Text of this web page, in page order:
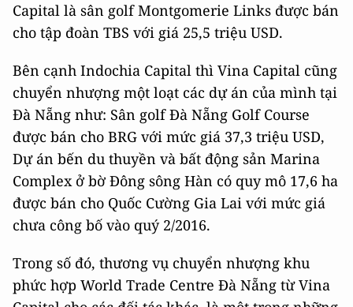
Capital là sân golf Montgomerie Links được bán
cho tập đoàn TBS với giá 25,5 triệu USD.
Bên cạnh Indochia Capital thì Vina Capital cũng
chuyển nhượng một loạt các dự án của mình tại
Đà Nẵng như: Sân golf Đà Nẵng Golf Course
được bán cho BRG với mức giá 37,3 triệu USD,
Dự án bến du thuyền và bất động sản Marina
Complex ở bờ Đông sông Hàn có quy mô 17,6 ha
được bán cho Quốc Cường Gia Lai với mức giá
chưa công bố vào quý 2/2016.
Trong số đó, thương vụ chuyển nhượng khu
phức hợp World Trade Centre Đà Nẵng từ Vina